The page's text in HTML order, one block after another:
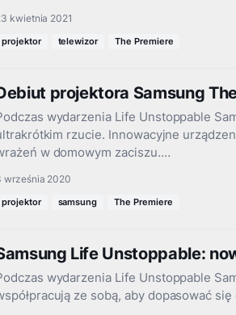
kwietnia 2021
projektor telewizor The Premiere
projektora Samsung
wydarzenia Life Unstoppable
rzucie. Innowacyjne
w domowym zaciszu.…
września 2020
projektor samsung The Premiere
Life Unstoppable:
wydarzenia Life Unstoppable
ze sobą, aby dopasować